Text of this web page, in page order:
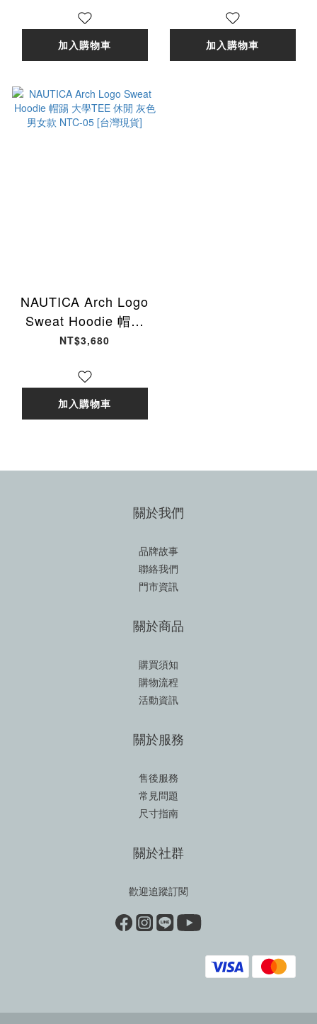
加入購物車 加入購物車
NAUTICA Arch Logo
Sweat Hoodie 帽踢
大學TEE 休閒 灰色 男
貨]
NT$3,680
加入購物車
關於我們
品牌故事
聯絡我們
門市資訊
關於商品
購買須知
購物流程
活動資訊
關於服務
售後服務
常見問題
尺寸指南
關於社群
歡迎追蹤訂閱